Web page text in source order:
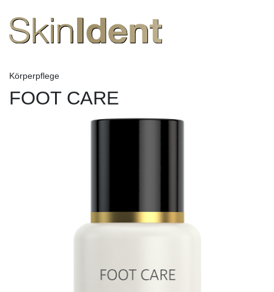
Körperpflege
FOOT CARE